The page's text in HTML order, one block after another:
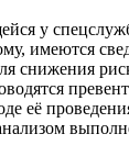
у
имеются
снижения
её